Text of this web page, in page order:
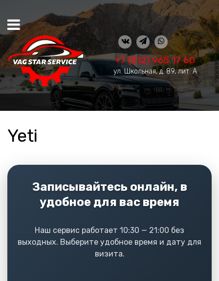
+7 (812) 965 17 60
ул. Школьная, д. 89, лит. А
Yeti
Записывайтесь онлайн, в
удобное для вас время
Наш сервис работает 10:30 — 21:00 без
выходных. Выберите удобное время и дату для
визита.